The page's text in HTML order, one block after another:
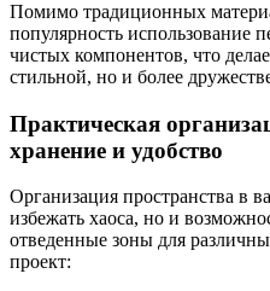
Помимо традиционных
популярность использование
чистых компонентов, что
стильной, но и более
Практическая
хранение и удобство
Организация пространства в
избежать хаоса, но и
отведенные зоны для
проект: